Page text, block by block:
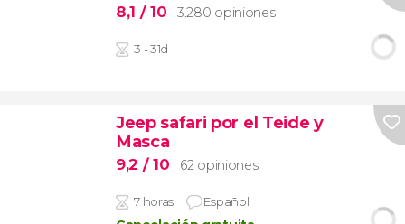
8,1 / 10 3.280 opiniones
3 - 31d
Jeep safari por el Teide y
Masca
9,2 / 10 62 opiniones
7 horas Español